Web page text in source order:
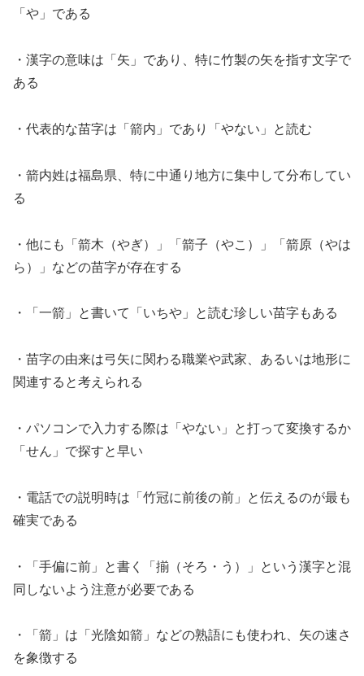
「や」である
・漢字の意味は「矢」であり、特に竹製の矢を指す文字で
ある
・代表的な苗字は「箭内」であり「やない」と読む
・箭内姓は福島県、特に中通り地方に集中して分布してい
る
・他にも「箭木（やぎ）」「箭子（やこ）」「箭原（やは
ら）」などの苗字が存在する
・「一箭」と書いて「いちや」と読む珍しい苗字もある
・苗字の由来は弓矢に関わる職業や武家、あるいは地形に
関連すると考えられる
・パソコンで入力する際は「やない」と打って変換するか
「せん」で探すと早い
・電話での説明時は「竹冠に前後の前」と伝えるのが最も
確実である
・「手偏に前」と書く「揃（そろ・う）」という漢字と混
同しないよう注意が必要である
・「箭」は「光陰如箭」などの熟語にも使われ、矢の速さ
を象徴する